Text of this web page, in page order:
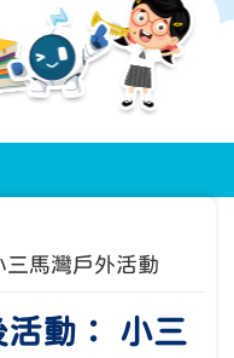
馬灣戶外活動
動： 小三